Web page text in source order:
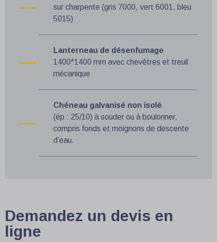
sur charpente (gris 7000, vert 6001, bleu
5015)
Lanterneau de désenfumage
1400*1400 mm avec chevêtres et treuil
mécanique
Chéneau galvanisé non isolé
(ép : 25/10) à souder ou à boulonner,
compris fonds et moignons de descente
d’eau.
Demandez un devis en
ligne